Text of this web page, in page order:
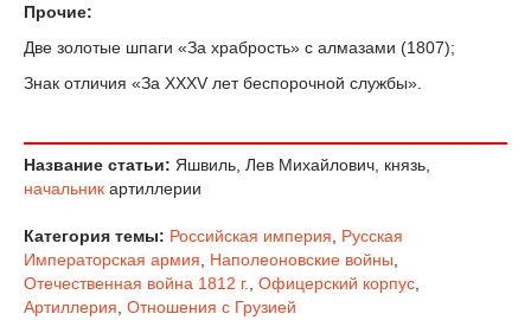
Прочие:
Две золотые шпаги «За храбрость» с алмазами (1807);
Знак отличия «За XXXV лет беспорочной службы».
Название статьи: Яшвиль, Лев Михайлович, князь,
начальник артиллерии
Категория темы: Российская империя
Русская
Императорская армия
Наполеоновские войны
Отечественная война 1812 г.
Офицерский корпус
Артиллерия Отношения с Грузией